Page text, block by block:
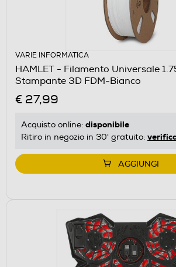
VARIE INFORMATICA
HAMLET - Filamento Universale
Stampante 3D FDM-Bianco
€ 27,99
Acquisto online: disponibile
Ritiro in negozio in 30' gratuito:
AGGIUNGI